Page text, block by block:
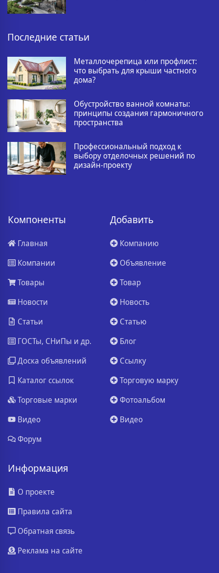
Последние статьи
Металлочерепица или профлист:
что выбрать для крыши частного
дома?
Обустройство ванной комнаты:
принципы создания гармоничного
пространства
Профессиональный подход к
выбору отделочных решений по
дизайн-проекту
Компоненты
Главная
Компании
Товары
Новости
Статьи
ГОСТы, СНиПы и др.
Доска объявлений
Каталог ссылок
Торговые марки
Видео
Форум
Добавить
Компанию
Объявление
Товар
Новость
Статью
Блог
Ссылку
Торговую марку
Фотоальбом
Видео
Информация
О проекте
Правила сайта
Обратная связь
Реклама на сайте